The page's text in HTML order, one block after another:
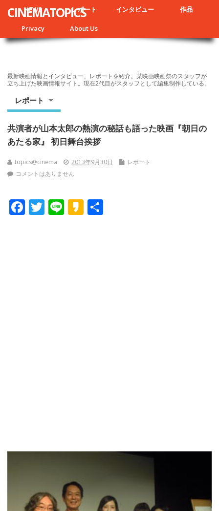
NEWS レポート インタビュー 作品
Privacy About Us
CINEMATOPICS
最新映画情報とインタビュー、レポートを紹介。某映画映画祭のスタッフが
立ち上げた映画情報サイト。現在2代目がスタッフとして編集制作している。
レポート
共演者が山本太郎の熱演の秘話も語った映画『朝日の
あたる家』 初日舞台挨拶
topics@cinema 2013年9月30日
レポート
コメントはありません
F T Li K